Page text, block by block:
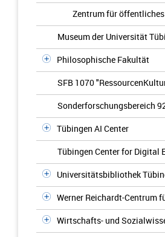
Zentrum für
Museum der Universität
Philosophische Fakultät
SFB 1070
Sonderforschungsbereich
Tübingen AI Center
Tübingen Center for Digital
Universitätsbibliothek
Werner Reichardt-Centrum
Wirtschafts- und